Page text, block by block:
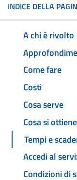
INDICE DELLA
A chi è rivolto
Come fare
Costi
Cosa serve
Cosa si ottiene
Tempi e
Accedi al
Condizioni di